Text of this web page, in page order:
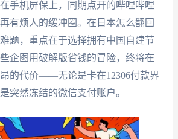
手机屏保上，同期点开的哔哩哔哩
有烦人的缓冲圈。在日本怎么翻回
题，重点在于选择拥有中国自建节
企图用破解版省钱的冒险，终将在
的代价——无论是卡在12306付款界
突然冻结的微信支付账户。